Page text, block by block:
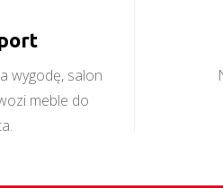
wygodę, salon
meble do